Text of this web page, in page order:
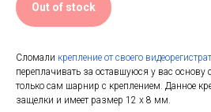
Out of stock
Сломали крепление от своего
переплачивать за оставшуюся у вас основу
только сам шарнир с креплением. Данное
защелки и имеет размер 12 x 8 мм.